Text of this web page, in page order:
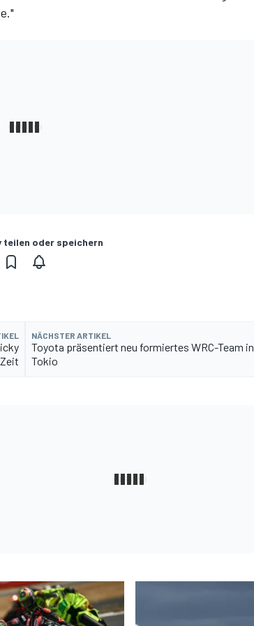
teilen oder speichern
NÄCHSTER ARTIKEL
Toyota präsentiert neu formiertes WRC-Team in
Tokio